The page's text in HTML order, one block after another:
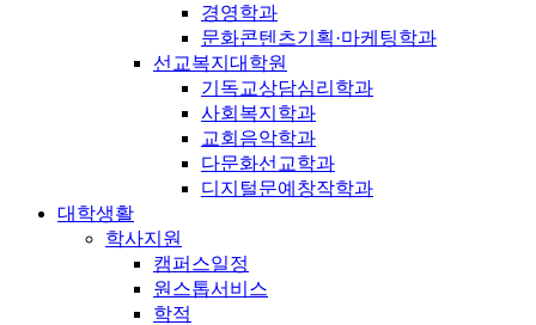
경영학과
문화콘텐츠기획·마케팅학과
선교복지대학원
기독교상담심리학과
사회복지학과
교회음악학과
다문화선교학과
디지털문예창작학과
대학생활
학사지원
캠퍼스일정
원스톱서비스
학적